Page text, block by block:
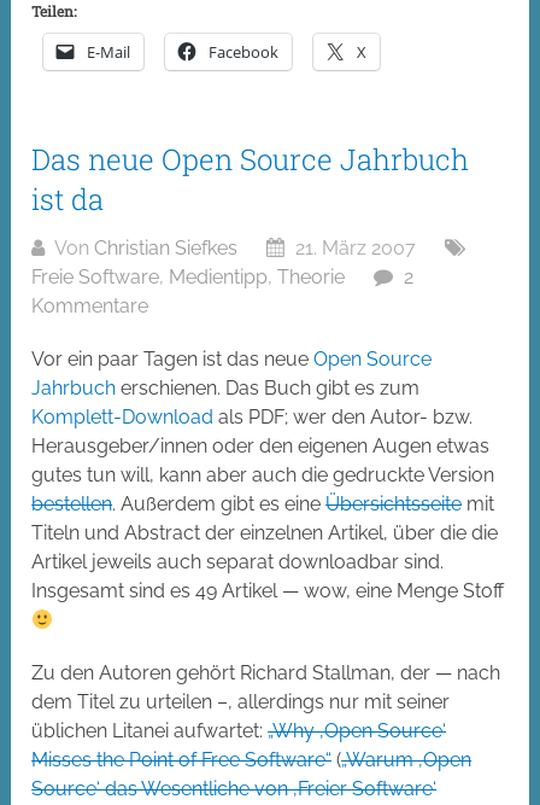
Teilen:
E-Mail Facebook X
Das neue Open Source Jahrbuch
ist da
VonChristian Siefkes
21. März 2007
Freie Software, Medientipp,Theorie
2
Kommentare
Vor ein paar Tagen ist das neueOpen Source
Jahrbuch erschienen. Das Buch gibt es zum
Komplett-Download als PDF; wer den Autor- bzw.
Herausgeber/innen oder den eigenen Augen etwas
gutes tun will, kann aber auch die gedruckte Version
bestellen. Außerdem gibt es eineÜbersichtsseitemit
Titeln und Abstract der einzelnen Artikel, über die die
Artikel jeweils auch separat downloadbar sind.
Insgesamt sind es 49 Artikel — wow, eine Menge Stoff
Zu den Autoren gehört Richard Stallman, der — nach
dem Titel zu urteilen –, allerdings nur mit seiner
üblichen Litanei aufwartet:„Why ‚Open Source‘
Misses the Point of Free Software“(„Warum ‚Open
Source‘ das Wesentliche von ‚Freier Software‘